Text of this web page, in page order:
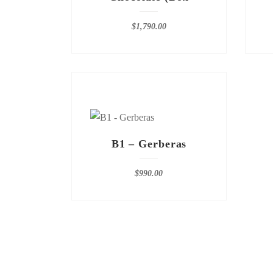
$1,790.00
B1 – Gerberas
$990.00